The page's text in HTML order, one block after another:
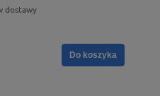
dostawy
Do koszyka